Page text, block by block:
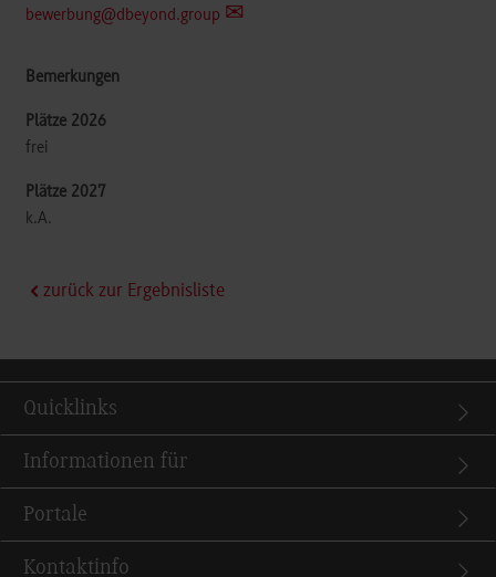
bewerbung@dbeyond.group
frei
k.A.
zurück zur Ergebnisliste
Quicklinks
Informationen für
Portale
Kontaktinfo